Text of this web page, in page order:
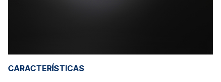
CARACTERÍSTICAS